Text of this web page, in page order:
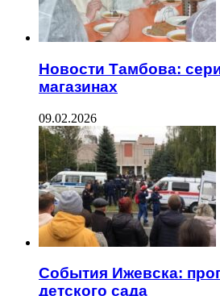
Новости Тамбова:
магазинах
09.02.2026
События Ижевска:
детского сада